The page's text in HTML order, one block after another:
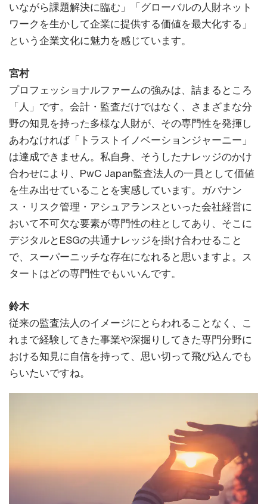
いながら課題解決に臨む」「グローバルの人財ネット
ワークを生かして企業に提供する価値を最大化する」
という企業文化に魅力を感じています。
宮村
プロフェッショナルファームの強みは、詰まるところ
「人」です。会計・監査だけではなく、さまざまな分
野の知見を持った多様な人財が、その専門性を発揮し
あわなければ「トラストイノベーションジャーニー」
は達成できません。私自身、そうしたナレッジのかけ
合わせにより、PwC Japan監査法人の一員として価値
を生み出せていることを実感しています。ガバナン
ス・リスク管理・アシュアランスといった会社経営に
おいて不可欠な要素が専門性の柱としてあり、そこに
デジタルとESGの共通ナレッジを掛け合わせること
で、スーパーニッチな存在になれると思いますよ。ス
タートはどの専門性でもいいんです。
鈴木
従来の監査法人のイメージにとらわれることなく、こ
れまで経験してきた事業や深掘りしてきた専門分野に
おける知見に自信を持って、思い切って飛び込んでも
らいたいですね。